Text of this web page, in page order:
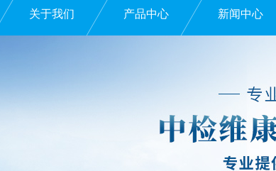
关于我们 产品中心 新闻中心